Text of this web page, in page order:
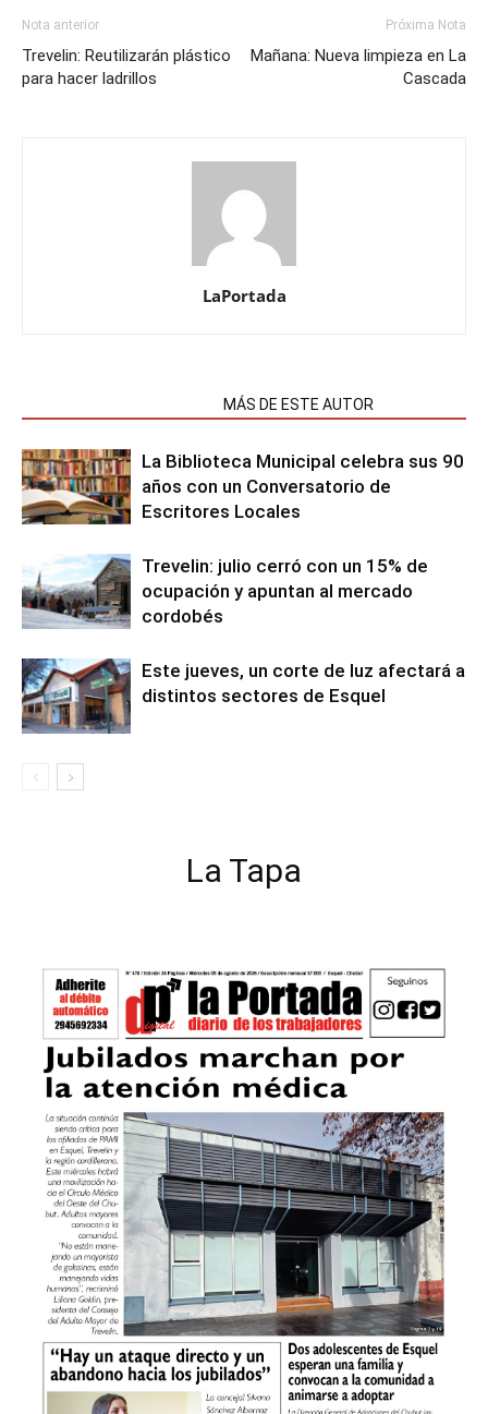
Nota anterior
Trevelin: Reutilizarán plástico
para hacer ladrillos
Próxima Nota
Mañana: Nueva limpieza en La
Cascada
LaPortada
MÁS DE ESTE AUTOR
La Biblioteca Municipal celebra sus 90
años con un Conversatorio de
Escritores Locales
Trevelin: julio cerró con un 15% de
ocupación y apuntan al mercado
cordobés
Este jueves, un corte de luz afectará a
distintos sectores de Esquel
La Tapa